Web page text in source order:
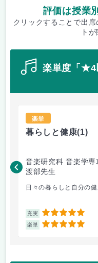
評価は授業
クリックすることで出
ト
楽単度「★4
楽単
暮らしと健康(1)
音楽研究科 音楽学専
渡部先生
日々の暮らしと自分の
充実 5
楽単 5